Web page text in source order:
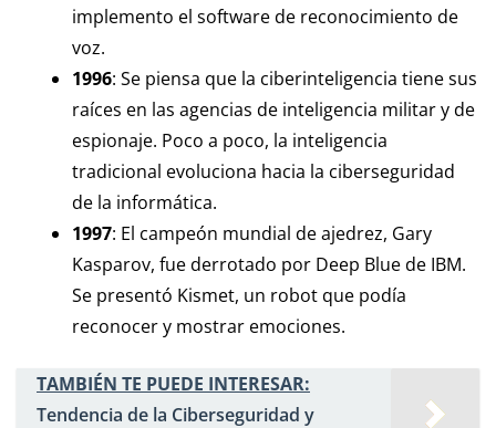
implemento el software de reconocimiento de
voz.
1996: Se piensa que la ciberinteligencia tiene sus
raíces en las agencias de inteligencia militar y de
espionaje. Poco a poco, la inteligencia
tradicional evoluciona hacia la ciberseguridad
de la informática.
1997: El campeón mundial de ajedrez, Gary
Kasparov, fue derrotado por Deep Blue de IBM.
Se presentó Kismet, un robot que podía
reconocer y mostrar emociones.
TAMBIÉN TE PUEDE INTERESAR:
Tendencia de la Ciberseguridad y